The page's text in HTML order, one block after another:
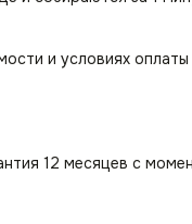
и условиях
12 месяцев с